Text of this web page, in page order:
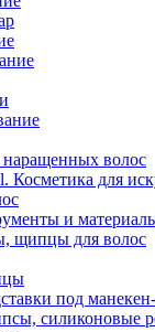
волос
Косметика для
и
щипцы для волос
под
силиконовые